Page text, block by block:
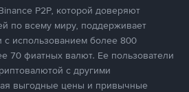
P2P, которой доверяют
по всему миру, поддерживает
с использованием более 800
70 фиатных валют. Ее пользователи
с другими
выгодные цены и привычные